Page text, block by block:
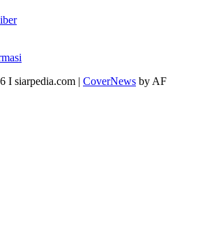
I siarpedia.com | CoverNews by AF